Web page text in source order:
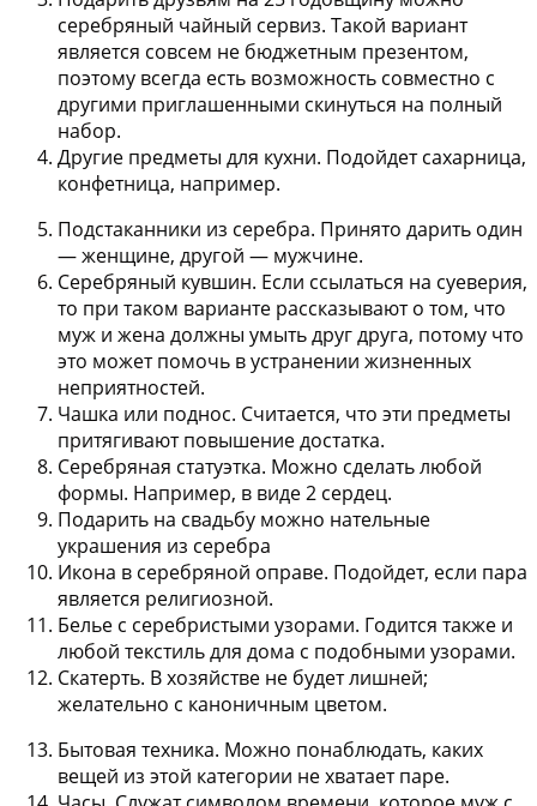
серебряный чайный сервиз. Такой вариант
является совсем не бюджетным презентом,
поэтому всегда есть возможность совместно с
другими приглашенными скинуться на полный
набор.
Другие предметы для кухни. Подойдет сахарница,
конфетница, например.
Подстаканники из серебра. Принято дарить один
— женщине, другой — мужчине.
Серебряный кувшин. Если ссылаться на суеверия,
то при таком варианте рассказывают о том, что
муж и жена должны умыть друг друга, потому что
это может помочь в устранении жизненных
неприятностей.
Чашка или поднос. Считается, что эти предметы
притягивают повышение достатка.
Серебряная статуэтка. Можно сделать любой
формы. Например, в виде 2 сердец.
Подарить на свадьбу можно нательные
украшения из серебра
Икона в серебряной оправе. Подойдет, если пара
является религиозной.
Белье с серебристыми узорами. Годится также и
любой текстиль для дома с подобными узорами.
Скатерть. В хозяйстве не будет лишней;
желательно с каноничным цветом.
Бытовая техника. Можно понаблюдать, каких
вещей из этой категории не хватает паре.